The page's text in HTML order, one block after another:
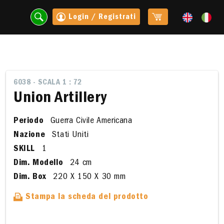
Login / Registrati
6038 - SCALA 1 : 72
Union Artillery
Periodo
Guerra Civile Americana
Nazione
Stati Uniti
SKILL
1
Dim. Modello
24 cm
Dim. Box
220 X 150 X 30 mm
Stampa la scheda del prodotto